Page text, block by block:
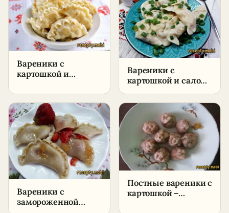
Вареники с
картошкой и
пошаговый рецепт
в домашних
условиях
Вареники с
картошкой и салом
– пошаговый
рецепт в домашних
условиях
Вареники с
замороженной
Постные вареники с
картошкой –